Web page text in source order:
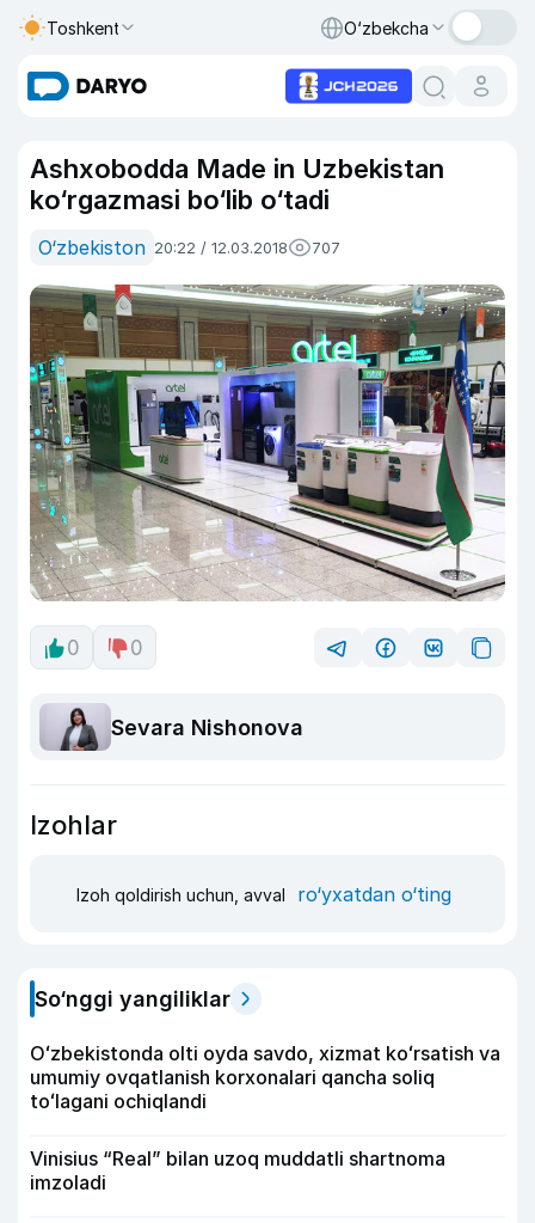
Toshkent O‘zbekcha
Ashxobodda Made in Uzbekistan
ko‘rgazmasi bo‘lib o‘tadi
O‘zbekiston 20:22 / 12.03.2018 707
0 0
Sevara Nishonova
Izohlar
Izoh qoldirish uchun, avval ro‘yxatdan o‘ting
So‘nggi yangiliklar
Oʻzbekistonda olti oyda savdo, xizmat koʻrsatish va
umumiy ovqatlanish korxonalari qancha soliq
toʻlagani ochiqlandi
Vinisius “Real” bilan uzoq muddatli shartnoma
imzoladi